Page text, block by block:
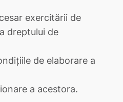
exercitării de
dreptului de
de elaborare a
a acestora.